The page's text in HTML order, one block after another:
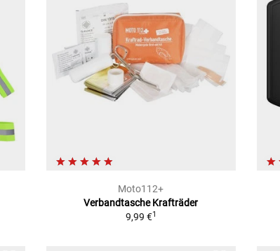
Moto112+
Verbandtasche Krafträder
9,99 €1